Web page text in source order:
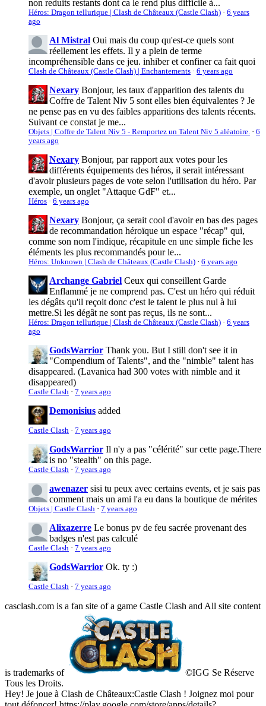
non reduits restants dont ca le rend plus difficile à...
Héros: Dragon tellurique | Clash de Châteaux (Castle Clash) · 6 years
ago
Al Mistral Oui mais du coup qu'est-ce quels sont
réellement les effets. Il y a plein de terme
incompréhensible dans ce jeu. inhiber et confiner ca fait quoi
Clash de Châteaux (Castle Clash) | Enchantements · 6 years ago
Nexary Bonjour, les taux d'apparition des talents du
Coffre de Talent Niv 5 sont elles bien équivalentes ? Je
ne pense pas en vu des faibles apparitions des talents récents.
Suivant ce constat je me...
Objets | Coffre de Talent Niv 5 - Remportez un Talent Niv 5 aléatoire. · 6
years ago
Nexary Bonjour, par rapport aux votes pour les
différents équipements des héros, il serait intéressant
d'avoir plusieurs pages de vote selon l'utilisation du héro. Par
exemple, un onglet "Attaque GdF" et...
Héros · 6 years ago
Nexary Bonjour, ça serait cool d'avoir en bas des pages
de recommandation héroïque un espace "récap" qui,
comme son nom l'indique, récapitule en une simple fiche les
éléments les plus recommandés pour le...
Héros: Unknown | Clash de Châteaux (Castle Clash) · 6 years ago
Archange Gabriel Ceux qui conseillent Garde
Enflammé je ne comprend pas. C'est un héro qui réduit
les dégâts qu'il reçoit donc c'est le talent le plus nul à lui
mettre.Si les dégât ne sont pas reçus, ils ne sont...
Héros: Dragon tellurique | Clash de Châteaux (Castle Clash) · 6 years
ago
GodsWarrior Thank you. But I still don't see it in
"Compendium of Talents", and the "nimble" talent has
disappeared. (Lavanica had 300 votes with nimble and it
disappeared)
Castle Clash · 7 years ago
Demonisius added
Castle Clash · 7 years ago
GodsWarrior Il n'y a pas "célérité" sur cette page.There
is no "stealth" on this page.
Castle Clash · 7 years ago
awenazer sisi tu peux avec certains events, et je sais pas
comment mais un ami l'a eu dans la boutique de mérites
Objets | Castle Clash · 7 years ago
Alixazerre Le bonus pv de feu sacrée provenant des
badges n'est pas calculé
Castle Clash · 7 years ago
GodsWarrior Ok. ty :)
Castle Clash · 7 years ago
casclash.com is a fan site of a game Castle Clash and All site content
is trademarks of
©IGG Se Réserve
Tous les Droits.
Hey! Je joue à Clash de Châteaux:Castle Clash ! Joignez moi pour